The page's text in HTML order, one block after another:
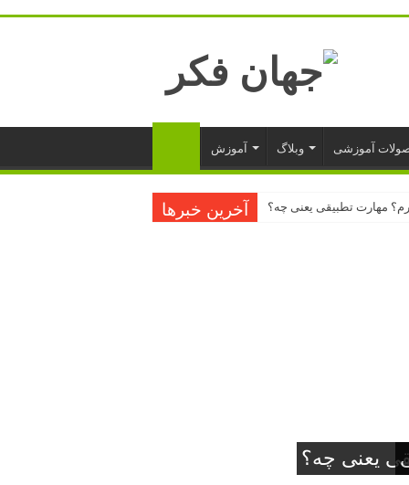
آموزش وبلاگ آموزشی
آخرین خبرها مهارت تطبیقی یعنی چه؟
کلمه
یعنی چه؟